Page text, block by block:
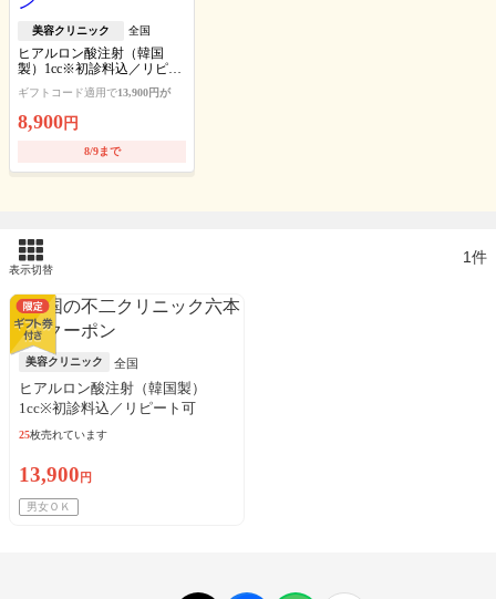
美容クリニック 全国
ヒアルロン酸注射（韓国
製）1cc※初診料込／リピー
ギフトコード適用で13,900円が
8,900 円
8/9まで
表示切替
1件
美容クリニック 全国
ヒアルロン酸注射（韓国製）
1cc※初診料込／リピート可
25枚売れています
13,900 円
男女ＯＫ